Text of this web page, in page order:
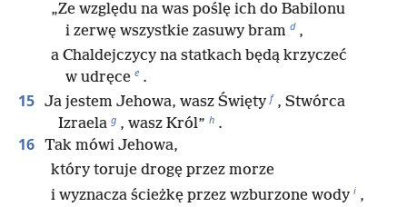
„Ze względu na was poślę ich do Babilonu
i zerwę wszystkie zasuwy bram d ,
a Chaldejczycy na statkach będą krzyczeć
w udręce e .
15 Ja jestem Jehowa, wasz Święty f , Stwórca
Izraela g , wasz Król” h .
16 Tak mówi Jehowa,
który toruje drogę przez morze
i wyznacza ścieżkę przez wzburzone wody i ,